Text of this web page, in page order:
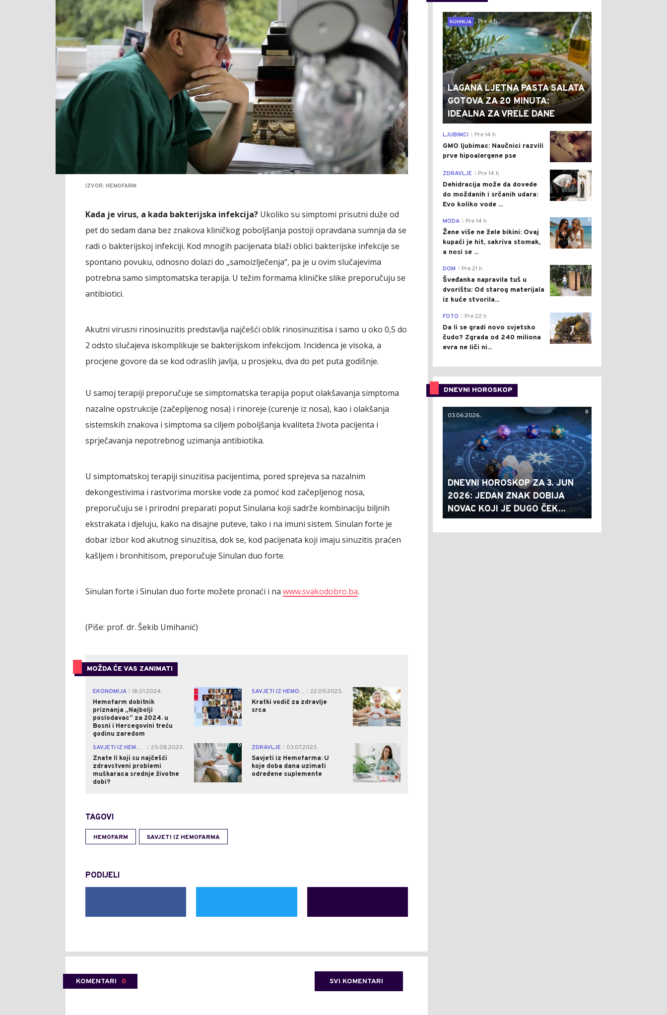
IZVOR: HEMOFARM
Kada je virus, a kada bakterijska infekcija? Ukoliko su simptomi prisutni duže od
pet do sedam dana bez znakova kliničkog poboljšanja postoji opravdana sumnja da se
radi o bakterijskoj infekciji. Kod mnogih pacijenata blaži oblici bakterijske infekcije se
spontano povuku, odnosno dolazi do „samoizlječenja“, pa je u ovim slučajevima
potrebna samo simptomatska terapija. U težim formama kliničke slike preporučuju se
antibiotici.
Akutni virusni rinosinuzitis predstavlja najčešći oblik rinosinuzitisa i samo u oko 0,5 do
2 odsto slučajeva iskomplikuje se bakterijskom infekcijom. Incidenca je visoka, a
procjene govore da se kod odraslih javlja, u prosjeku, dva do pet puta godišnje.
U samoj terapiji preporučuje se simptomatska terapija poput olakšavanja simptoma
nazalne opstrukcije (začepljenog nosa) i rinoreje (curenje iz nosa), kao i olakšanja
sistemskih znakova i simptoma sa ciljem poboljšanja kvaliteta života pacijenta i
sprječavanja nepotrebnog uzimanja antibiotika.
U simptomatskoj terapiji sinuzitisa pacijentima, pored sprejeva sa nazalnim
dekongestivima i rastvorima morske vode za pomoć kod začepljenog nosa,
preporučuju se i prirodni preparati poput Sinulana koji sadrže kombinaciju biljnih
ekstrakata i djeluju, kako na disajne puteve, tako i na imuni sistem. Sinulan forte je
dobar izbor kod akutnog sinuzitisa, dok se, kod pacijenata koji imaju sinuzitis praćen
kašljem i bronhitisom, preporučuje Sinulan duo forte.
Sinulan forte i Sinulan duo forte možete pronaći i na www.svakodobro.ba.
(Piše: prof. dr. Šekib Umihanić)
MOŽDA ĆE VAS ZANIMATI
EKONOMIJA
18.01.2024.
Hemofarm dobitnik
priznanja „Najbolji
poslodavac“ za 2024. u
Bosni i Hercegovini treću
godinu zaredom
0 SAVJETI IZ HEMOFARMA
22.09.2023.
Kratki vodič za zdravlje
srca
0
SAVJETI IZ HEMOFARMA
25.08.2023.
Znate li koji su najčešći
zdravstveni problemi
muškaraca srednje životne
dobi?
0 ZDRAVLJE
03.07.2023.
Savjeti iz Hemofarma: U
koje doba dana uzimati
određene suplemente
0
TAGOVI
HEMOFARM SAVJETI IZ HEMOFARMA
PODIJELI
KOMENTARI 0 SVI KOMENTARI
0
KUHINJA
Pre 4 h
LAGANA LJETNA PASTA SALATA
GOTOVA ZA 20 MINUTA:
IDEALNA ZA VRELE DANE
0
LJUBIMCI Pre 14 h
GMO ljubimac: Naučnici razvili
prve hipoalergene pse
0
ZDRAVLJE Pre 14 h
Dehidracija može da dovede
do moždanih i srčanih udara:
Evo koliko vode ...
0
MODA Pre 14 h
Žene više ne žele bikini: Ovaj
kupaći je hit, sakriva stomak,
a nosi se ...
0
DOM Pre 21 h
Šveđanka napravila tuš u
dvorištu: Od starog materijala
iz kuće stvorila...
0
FOTO Pre 22 h
Da li se gradi novo svjetsko
čudo? Zgrada od 240 miliona
evra ne liči ni...
DNEVNI HOROSKOP
0
03.06.2026.
DNEVNI HOROSKOP ZA 3. JUN
2026: JEDAN ZNAK DOBIJA
NOVAC KOJI JE DUGO ČEK...